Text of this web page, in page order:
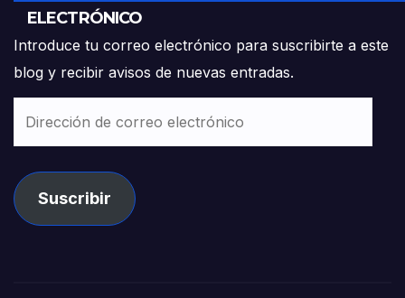
ELECTRÓNICO
Introduce tu correo electrónico para suscribirte a este
blog y recibir avisos de nuevas entradas.
electrónico
Suscribir